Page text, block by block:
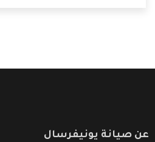
عن صيانة يونيفرسال